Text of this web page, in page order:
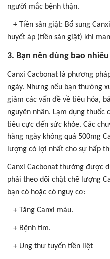
người mắc bệnh thận.
+ Tiền sản giật: Bổ sung
huyết áp (tiền sản giật) khi
3. Bạn nên dùng bao nhiêu
Canxi Cacbonat là phương
ngày. Nhưng nếu bạn thường
giảm các vấn đề về tiêu hóa,
nguyên nhân. Lạm dụng thuốc
tiêu cực đến sức khỏe. Các
hàng ngày không quá 500mg
lượng có lợi nhất cho sự hấp
Canxi Cacbonat thường được
phải theo dõi chặt chẽ lượng
bạn có hoặc có nguy cơ:
+ Tăng Canxi máu.
+ Bệnh tim.
+ Ung thư tuyến tiền liệt